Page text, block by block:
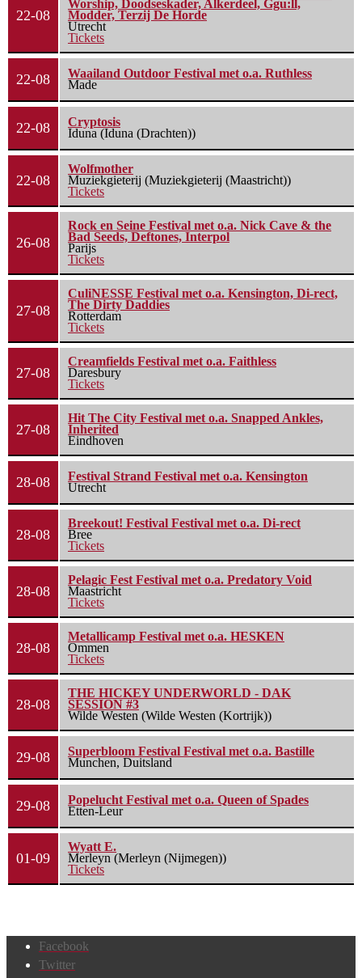
22-08
Worship, Doodseskader, Alkerdeel, Ggu:ll,
Modder, Terzij De Horde
Utrecht
Tickets
22-08
Waailand Outdoor Festival met o.a. Ruthless
Made
22-08
Cryptosis
Iduna (Iduna (Drachten))
22-08
Wolfmother
Muziekgieterij (Muziekgieterij (Maastricht))
Tickets
26-08
Rock en Seine Festival met o.a. Nick Cave & the
Bad Seeds, Deftones, Interpol
Parijs
Tickets
27-08
CuliNESSE Festival met o.a. Kensington, Di-rect,
The Dirty Daddies
Rotterdam
Tickets
27-08
Creamfields Festival met o.a. Faithless
Daresbury
Tickets
27-08
Hit The City Festival met o.a. Snapped Ankles,
Inherited
Eindhoven
28-08
Festival Strand Festival met o.a. Kensington
Utrecht
28-08
Breekout! Festival Festival met o.a. Di-rect
Bree
Tickets
28-08
Pelagic Fest Festival met o.a. Predatory Void
Maastricht
Tickets
28-08
Metallicamp Festival met o.a. HESKEN
Ommen
Tickets
28-08
THE HICKEY UNDERWORLD - DAK
SESSION #3
Wilde Westen (Wilde Westen (Kortrijk))
29-08
Superbloom Festival Festival met o.a. Bastille
Munchen, Duitsland
29-08
Popelucht Festival met o.a. Queen of Spades
Etten-Leur
01-09
Wyatt E.
Merleyn (Merleyn (Nijmegen))
Tickets
Facebook
Twitter